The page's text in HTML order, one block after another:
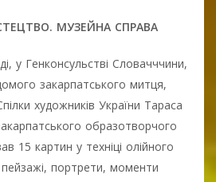
МУЗЕЙНА СПРАВА
у Генконсульстві Словачччини,
закарпатського митця,
художників України Тараса
образотворчого
15 картин у техніці олійного
портрети, моменти